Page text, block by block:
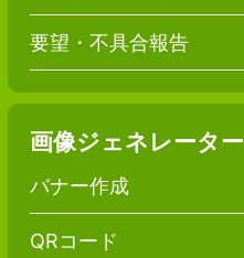
要望・不具合報告
画像ジェネレーター
バナー作成
QRコード